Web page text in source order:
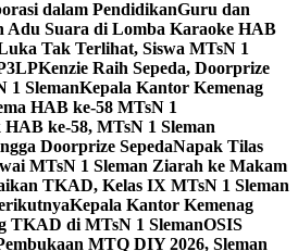
dalam PendidikanGuru dan
Adu Suara di Lomba Karaoke HAB
Tak Terlihat, Siswa MTsN 1
Kenzie Raih Sepeda, Doorprize
1 SlemanKepala Kantor Kemenag
HAB ke-58 MTsN 1
ke-58, MTsN 1 Sleman
Doorprize SepedaNapak Tilas
MTsN 1 Sleman Ziarah ke Makam
TKAD, Kelas IX MTsN 1 Sleman
Kepala Kantor Kemenag
TKAD di MTsN 1 SlemanOSIS
MTQ DIY 2026, Sleman